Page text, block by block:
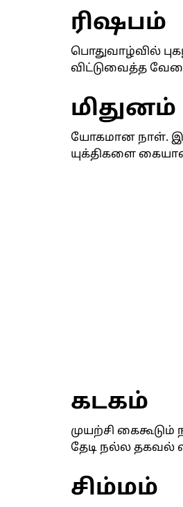
ரிஷபம்
பொதுவாழ்வில்
விட்டுவைத்த
மிதுனம்
யோகமான நாள்.
யுக்திகளை
கடகம்
முயற்சி
தேடி நல்ல
சிம்மம்